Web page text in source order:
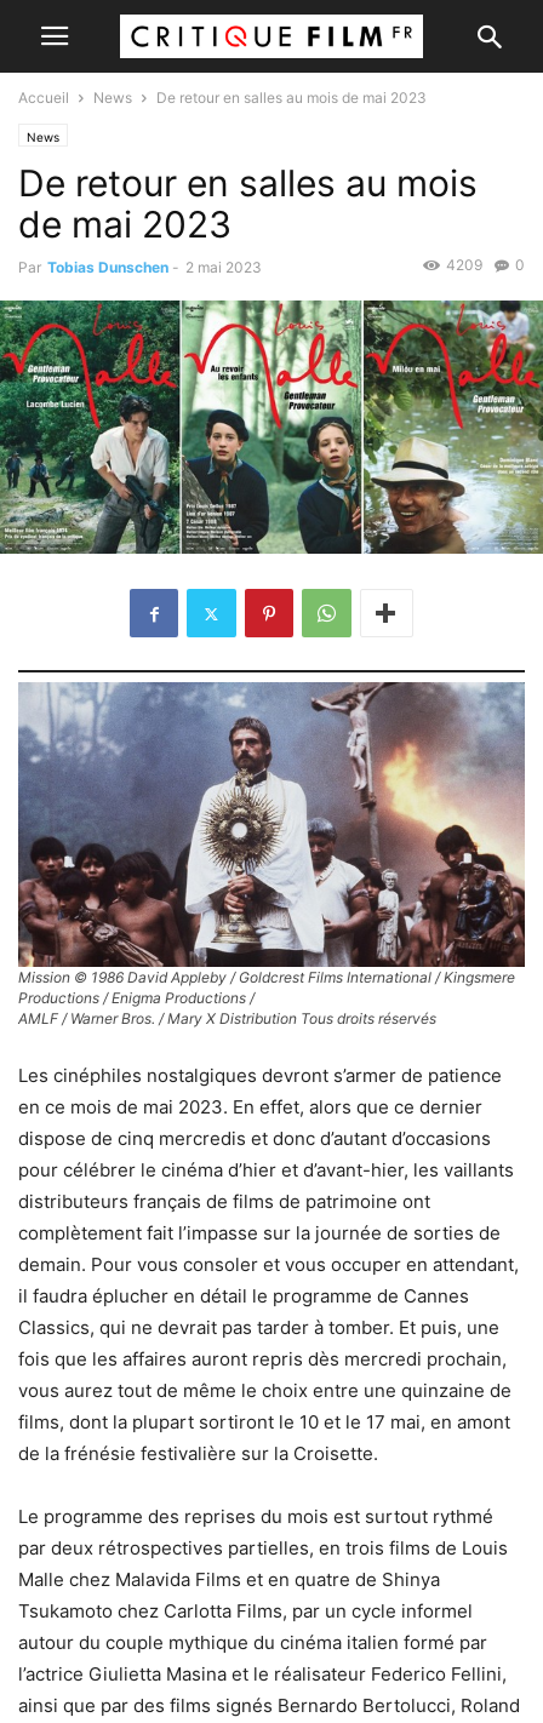
Accueil News De retour en salles au mois de mai 2023
News
De retour en salles au mois
de mai 2023
Par Tobias Dunschen - 2 mai 2023 0
4209
Mission © 1986 David Appleby / Goldcrest Films International / Kingsmere
Productions / Enigma Productions /
AMLF / Warner Bros. / Mary X Distribution Tous droits réservés
Les cinéphiles nostalgiques devront s’armer de patience
en ce mois de mai 2023. En effet, alors que ce dernier
dispose de cinq mercredis et donc d’autant d’occasions
pour célébrer le cinéma d’hier et d’avant-hier, les vaillants
distributeurs français de films de patrimoine ont
complètement fait l’impasse sur la journée de sorties de
demain. Pour vous consoler et vous occuper en attendant,
il faudra éplucher en détail le programme de Cannes
Classics, qui ne devrait pas tarder à tomber. Et puis, une
fois que les affaires auront repris dès mercredi prochain,
vous aurez tout de même le choix entre une quinzaine de
films, dont la plupart sortiront le 10 et le 17 mai, en amont
de la frénésie festivalière sur la Croisette.
Le programme des reprises du mois est surtout rythmé
par deux rétrospectives partielles, en trois films de Louis
Malle chez Malavida Films et en quatre de Shinya
Tsukamoto chez Carlotta Films, par un cycle informel
autour du couple mythique du cinéma italien formé par
l’actrice Giulietta Masina et le réalisateur Federico Fellini,
ainsi que par des films signés Bernardo Bertolucci, Roland